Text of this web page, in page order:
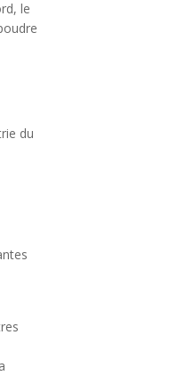
le
du